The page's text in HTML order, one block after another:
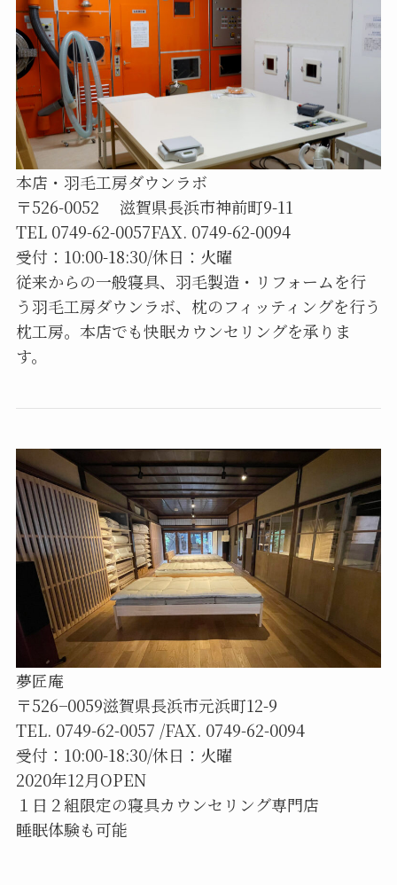
本店・羽毛工房ダウンラボ
〒526-0052 滋賀県長浜市神前町9-11
TEL 0749-62-0057FAX. 0749-62-0094
受付：10:00-18:30/休日：火曜
従来からの一般寝具、羽毛製造・リフォームを行
う羽毛工房ダウンラボ、枕のフィッティングを行う
枕工房。本店でも快眠カウンセリングを承りま
す。
夢匠庵
〒526−0059滋賀県長浜市元浜町12-9
TEL. 0749-62-0057 /FAX. 0749-62-0094
受付：10:00-18:30/休日：火曜
2020年12月OPEN
１日２組限定の寝具カウンセリング専門店
睡眠体験も可能